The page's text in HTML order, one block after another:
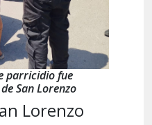
parricidio fue
San Lorenzo
Lorenzo